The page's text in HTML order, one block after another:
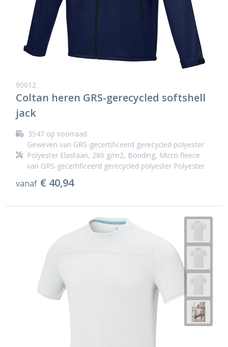
90612
Coltan heren GRS-gerecycled softshell
jack
3547op voorraad
Geweven van GRS-gecertificeerd gerecycled polyester
Polyester Elastaan, 280 g/m2, Bonding, Micro fleece
van GRS-gecertificeerd gerecycled polyester Polyester
vanaf € 40,94